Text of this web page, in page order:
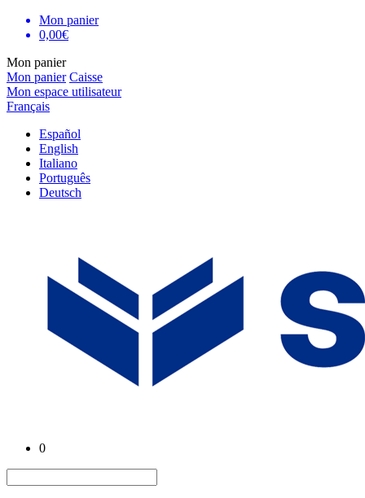
Mon panier
0,00€
Mon panier
Mon panier Caisse
Mon espace utilisateur
Français
Español
English
Italiano
Português
Deutsch
0